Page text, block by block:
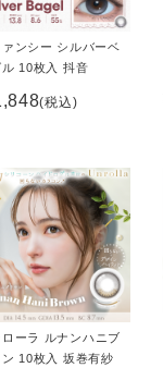
ンシー シルバーベ
ル 10枚入 抖音
(税込)
ーラ ルナンハニブ
ン 10枚入 坂巻有紗